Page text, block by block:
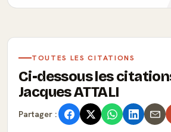
TOUTES LES CITATIONS
Ci-dessous les
Jacques ATTALI
Partager :